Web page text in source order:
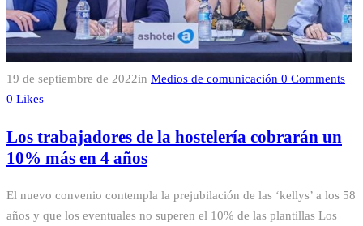
19 de septiembre de 2022in Medios de comunicación 0 Comments
0 Likes
Los trabajadores de la hostelería cobrarán un
10% más en 4 años
El nuevo convenio contempla la prejubilación de las ‘kellys’ a los 58
años y que los eventuales no superen el 10% de las plantillas Los